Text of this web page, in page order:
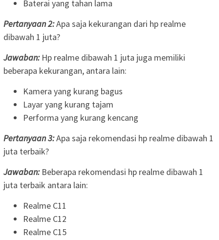
Baterai yang tahan lama
Pertanyaan 2:Apa saja kekurangan dari hp realme
dibawah 1 juta?
Jawaban:Hp realme dibawah 1 juta juga memiliki
beberapa kekurangan, antara lain:
Kamera yang kurang bagus
Layar yang kurang tajam
Performa yang kurang kencang
Pertanyaan 3:Apa saja rekomendasi hp realme dibawah 1
juta terbaik?
Jawaban:Beberapa rekomendasi hp realme dibawah 1
juta terbaik antara lain:
Realme C11
Realme C12
Realme C15